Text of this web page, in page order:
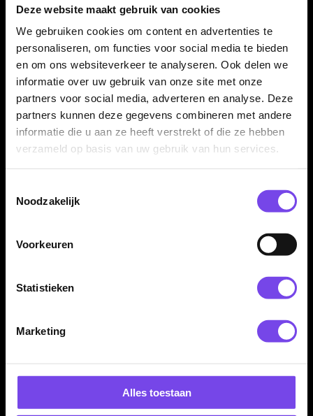
Deze website maakt gebruik van cookies
We gebruiken cookies om content en advertenties te
personaliseren, om functies voor social media te bieden
en om ons websiteverkeer te analyseren. Ook delen we
informatie over uw gebruik van onze site met onze
partners voor social media, adverteren en analyse. Deze
partners kunnen deze gegevens combineren met andere
informatie die u aan ze heeft verstrekt of die ze hebben
verzameld op basis van uw gebruik van hun services.
Noodzakelijk
Voorkeuren
Statistieken
Marketing
Alles toestaan
niet telkens naar een winkel voor het vervangen van punten
Niet voor schroefsystemen nodig
Let op: deze repointer is bedoeld voor traditionele geperste
steel tip punten. Voor systemen zoals Target Swiss Point,
Winmau Switch, Harrows Quick Point of Caliburn EVO gebruik
je de specifieke tool van dat systeem.
Kenmerken van de Designa Combi Repointing Tool Pro
✓ Hand-held repointing tool voor steel tip darts
✓ Geschikt voor veel normale steel tip punten
plaatsen